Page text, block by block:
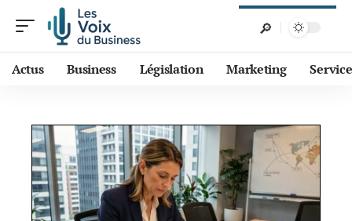
Actus Business Législation Marketing